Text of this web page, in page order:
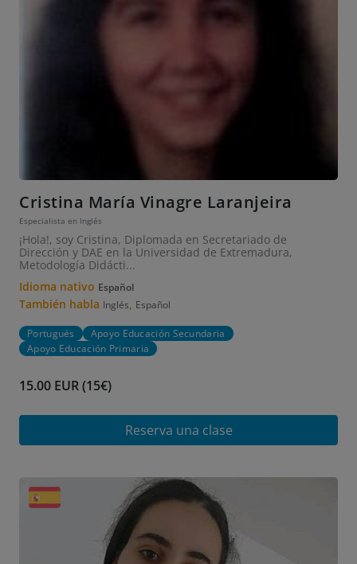
Cristina María Vinagre Laranjeira
Especialista en Inglés
¡Hola!, soy Cristina, Diplomada en Secretariado de
Dirección y DAE en la Universidad de Extremadura,
Metodología Didácti...
Idioma nativo Español
También habla Inglés Español
Portugués
Apoyo Educación Secundaria
Apoyo Educación Primaria
15.00 EUR (15€)
Reserva una clase